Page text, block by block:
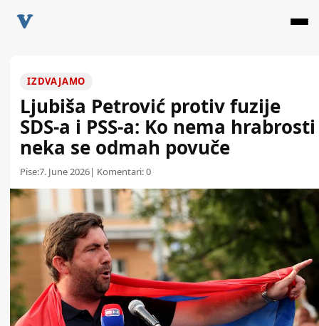
IZDVAJAMO
Ljubiša Petrović protiv fuzije
SDS-a i PSS-a: Ko nema hrabrosti
neka se odmah povuče
Pise:7. June 2026| Komentari:0